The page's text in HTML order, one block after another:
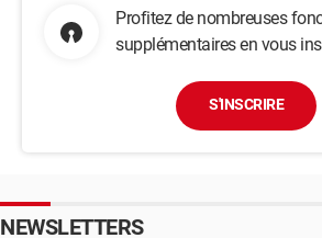
Profitez de nombreuses
supplémentaires en vous
S'INSCRIRE
NEWSLETTERS